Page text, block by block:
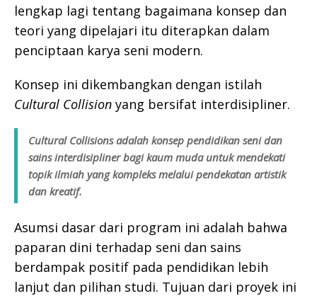
lengkap lagi tentang bagaimana konsep dan
teori yang dipelajari itu diterapkan dalam
penciptaan karya seni modern.
Konsep ini dikembangkan dengan istilah
Cultural Collision yang bersifat interdisipliner.
Cultural Collisionsadalah konsep pendidikan seni dan
sains interdisipliner bagi kaum muda untuk mendekati
topik ilmiah yang kompleks melalui pendekatan artistik
dan kreatif.
Asumsi dasar dari program ini adalah bahwa
paparan dini terhadap seni dan sains
berdampak positif pada pendidikan lebih
lanjut dan pilihan studi. Tujuan dari proyek ini